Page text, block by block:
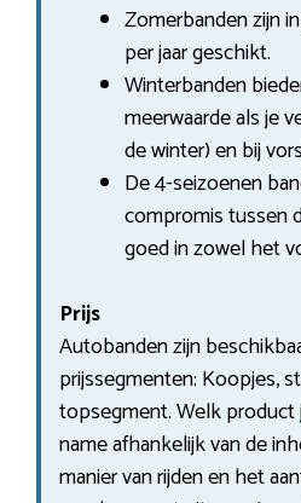
Zomerbanden zijn
per jaar geschikt.
Winterbanden
meerwaarde als je
de winter) en bij
De 4-seizoenen
compromis tussen
goed in zowel het
Prijs
Autobanden zijn
prijssegmenten: Koopjes,
topsegment. Welk
name afhankelijk van de
manier van rijden en het